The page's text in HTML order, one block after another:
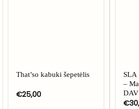
That’so kabuki šepetėlis
€25,00
SLA
–
€